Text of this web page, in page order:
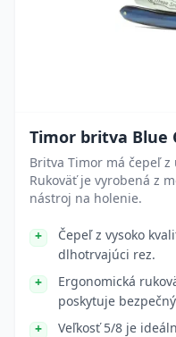
Timor britva Blue
Britva Timor má čepeľ
Rukoväť je vyrobená z
nástroj na holenie.
Čepeľ z vysoko
dlhotrvajúci rez.
Ergonomická
poskytuje
Veľkosť 5/8 je